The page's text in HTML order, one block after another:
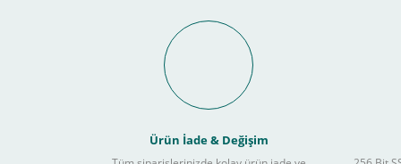
Schneider Electric
Kullanılır ?
Ürün İade & Değişim